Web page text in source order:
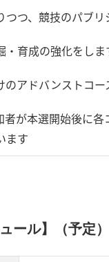
つ、競技のパブ
育成の強化をしま
アドバンストコー
が本選開始後に
ます
ール】（予定）